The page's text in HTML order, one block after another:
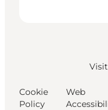
Cookie
Policy
Web